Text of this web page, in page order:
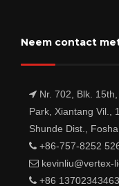
Neem contact
Nr. 702, Blk.
Park, Xiantang Vil.,
Shunde Dist.,
+86-757-8252
kevinliu@vertex-
+86 13702343463